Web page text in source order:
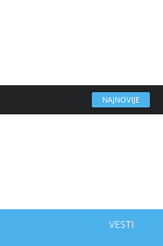
NAJNOVIJE
VESTI